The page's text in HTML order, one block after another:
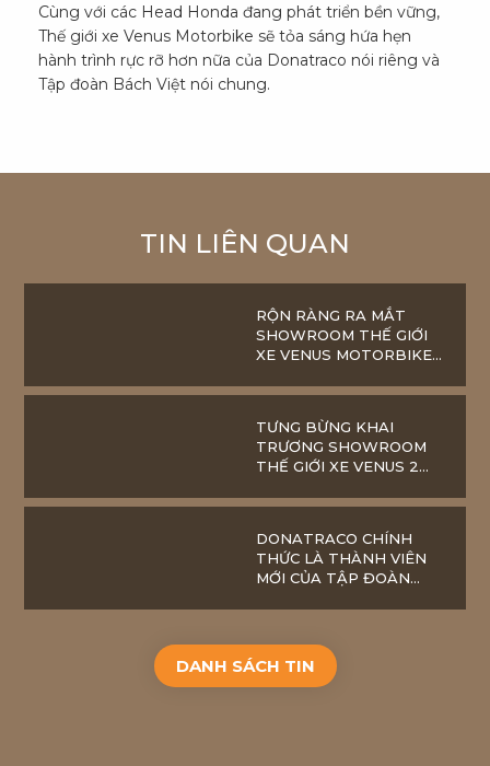
Cùng với các Head Honda đang phát triển bền vững,
Thế giới xe Venus Motorbike sẽ tỏa sáng hứa hẹn
hành trình rực rỡ hơn nữa của Donatraco nói riêng và
Tập đoàn Bách Việt nói chung.
TIN LIÊN QUAN
RỘN RÀNG RA MẮT
SHOWROOM THẾ GIỚI
XE VENUS MOTORBIKE
(ĐỒNG NAI)
TƯNG BỪNG KHAI
TRƯƠNG SHOWROOM
THẾ GIỚI XE VENUS 2
ĐỒNG NAI
DONATRACO CHÍNH
THỨC LÀ THÀNH VIÊN
MỚI CỦA TẬP ĐOÀN
DANH SÁCH TIN